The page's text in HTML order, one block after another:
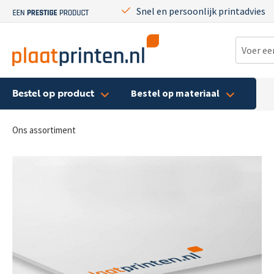
Snel en persoonlijk printadvies
Bestel op product Bestel op materiaal
Ons assortiment